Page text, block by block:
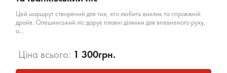
Цей маршрут створений для тих, хто любить виклик та справжній
драйв. Олешинський ліс дарує плавні ділянки для впевненого руху,
а...
Ціна всього: 1 300грн.